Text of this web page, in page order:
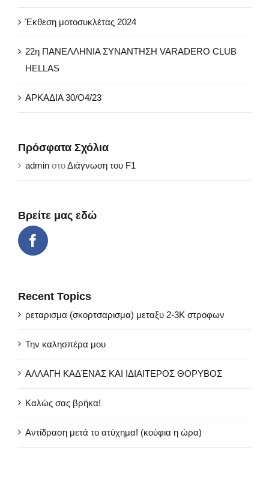
Έκθεση μοτοσυκλέτας 2024
22η ΠΑΝΕΛΛΗΝΙΑ ΣΥΝΑΝΤΗΣΗ VARADERO CLUB
HELLAS
ΑΡΚΑΔΙΑ 30/Ο4/23
Πρόσφατα Σχόλια
admin στοΔιάγνωση του F1
Βρείτε μας εδώ
Recent Topics
ρεταρισμα (σκορτσαρισμα) μεταξυ 2-3Κ στροφων
Την καλησπέρα μου
ΑΛΛΑΓΗ ΚΑΔΈΝΑΣ ΚΑΙ ΙΔΙΑΙΤΕΡΟΣ ΘΟΡΥΒΟΣ
Καλώς σας βρήκα!
Αντίδραση μετά το ατύχημα! (κούφια η ώρα)